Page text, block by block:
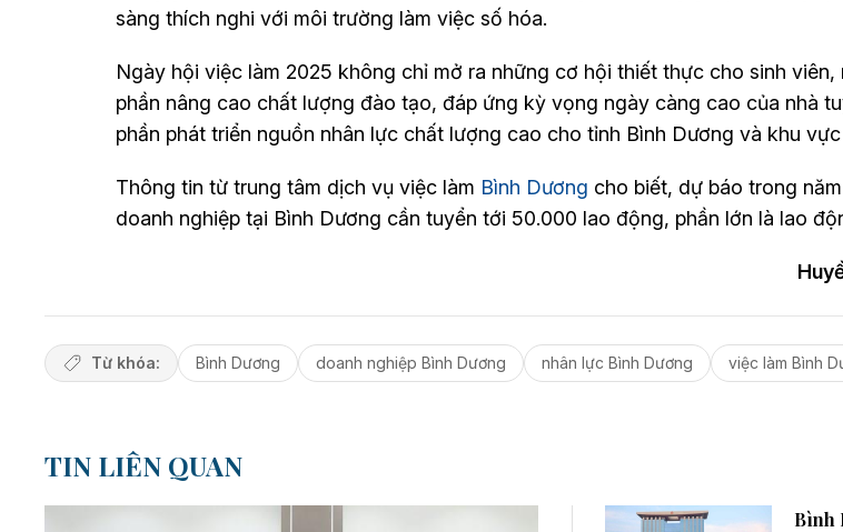
sàng thích nghi với môi trường làm việc số hóa.
Ngày hội việc làm 2025 không chỉ mở ra những cơ hội thiết thực cho sinh viên,
phần nâng cao chất lượng đào tạo, đáp ứng kỳ vọng ngày càng cao của nhà
phần phát triển nguồn nhân lực chất lượng cao cho tỉnh Bình Dương và khu
Thông tin từ trung tâm dịch vụ việc làm Bình Dương cho biết, dự báo trong
doanh nghiệp tại Bình Dương cần tuyển tới 50.000 lao động, phần lớn là lao
Từ khóa: Bình Dương doanh nghiệp Bình Dương nhân lực Bình Dương việc làm Bình
TIN LIÊN QUAN
Bình